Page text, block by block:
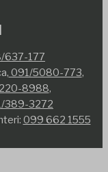
637-177
091/5080-773,
8988,
389-3272
099 662 1555